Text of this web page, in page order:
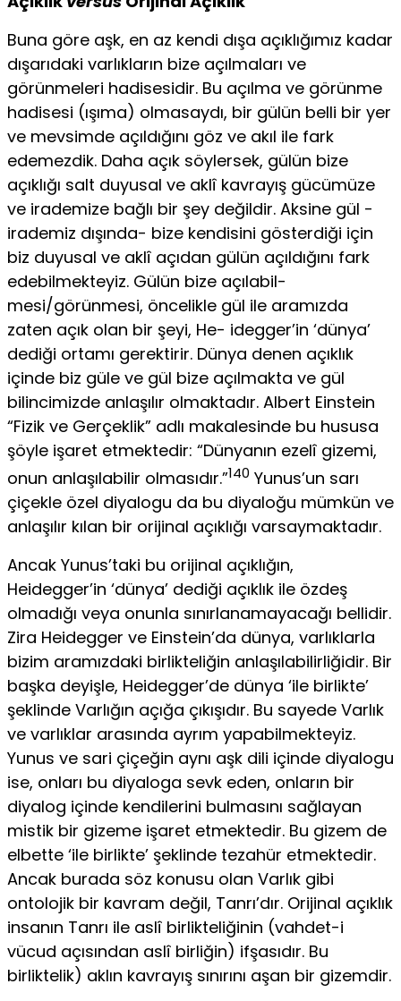
Buna göre aşk, en az kendi dışa açıklığımız kadar
dışarıdaki varlıkların bize açılmaları ve
görünmeleri hadisesidir. Bu açılma ve görünme
hadi­sesi (ışıma) olmasaydı, bir gülün belli bir yer
ve mevsimde açıldığını göz ve akıl ile fark
edemezdik. Daha açık söylersek, gülün bize
açıklığı salt duyusal ve aklî kavrayış gücümüze
ve irademize bağlı bir şey değildir. Aksine gül -
irademiz dışında- bize kendisini gösterdiği için
biz duyusal ve aklî açıdan gülün açıldığını fark
edebilmekteyiz. Gülün bize açılabil-
mesi/görünmesi, öncelikle gül ile aramızda
zaten açık olan bir şeyi, He- idegger’in ‘dünya’
dediği ortamı gerektirir. Dünya denen açıklık
içinde biz güle ve gül bize açılmakta ve gül
bilincimizde anlaşılır olmaktadır. Albert Einstein
“Fizik ve Gerçeklik” adlı makalesinde bu hususa
şöyle işaret etmektedir: “Dünyanın ezelî gizemi,
onun anlaşılabilir olması­dır.”140 Yunus’un sarı
çiçekle özel diyalogu da bu diyaloğu mümkün ve
anlaşılır kılan bir orijinal açıklığı varsaymaktadır.
Ancak Yunus’taki bu orijinal açıklığın,
Heidegger’in ‘dünya’ dediği açıklık ile özdeş
olmadığı veya onunla sınırlanamayacağı bellidir.
Zira Heidegger ve Einstein’da dünya, varlıklarla
bizim aramızdaki birlikteli­ğin anlaşılabilirliğidir. Bir
başka deyişle, Heidegger’de dünya ‘ile birlikte’
şeklinde Varlığın açığa çıkışıdır. Bu sayede Varlık
ve varlıklar arasında ayrım yapabilmekteyiz.
Yunus ve sari çiçeğin aynı aşk dili içinde diyalogu
ise, onları bu diyaloga sevk eden, onların bir
diyalog içinde kendilerini bulmasını sağlayan
mistik bir gizeme işaret etmektedir. Bu gizem de
el­bette ‘ile birlikte’ şeklinde tezahür etmektedir.
Ancak burada söz konusu olan Varlık gibi
ontolojik bir kavram değil, Tanrı’dır. Orijinal açıklık
in­sanın Tanrı ile aslî birlikteliğinin (vahdet-i
vücud açısından aslî birliğin) ifşasıdır. Bu
birliktelik) aklın kavrayış sınırını aşan bir gizemdir.